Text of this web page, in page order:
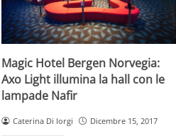
Magic Hotel Bergen Norvegia:
Axo Light illumina la hall con le
lampade Nafir
Caterina Di Iorgi Dicembre 15, 2017